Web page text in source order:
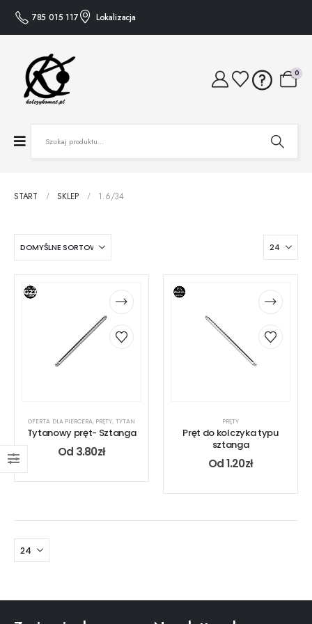
785 015 117 Lokalizacja
0
START SKLEP 1.6/34
OFERTA DLA PIERCERA, PRĘTY, TYTAN
Tytanowy pręt- Sztanga
Od 3.80zł
PRĘTY
Pręt do kolczyka typu
sztanga
Od1.20zł